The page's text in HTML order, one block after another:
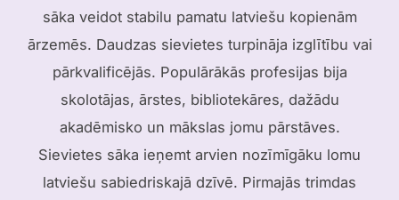
sāka veidot stabilu pamatu latviešu kopienām
ārzemēs. Daudzas sievietes turpināja izglītību vai
pārkvalificējās. Populārākās profesijas bija
skolotājas, ārstes, bibliotekāres, dažādu
akadēmisko un mākslas jomu pārstāves.
Sievietes sāka ieņemt arvien nozīmīgāku lomu
latviešu sabiedriskajā dzīvē. Pirmajās trimdas